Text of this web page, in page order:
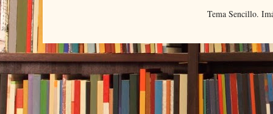
Tema Sencillo.